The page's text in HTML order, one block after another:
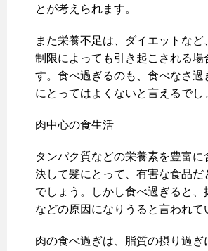
とが考えられます。
また栄養不足は、ダイエットなど
制限によっても引き起こされる場
す。食べ過ぎるのも、食べなさ過
にとってはよくないと言えるでし
肉中心の食生活
タンパク質などの栄養素を豊富に
決して髪にとって、有害な食品だ
でしょう。しかし食べ過ぎると、
などの原因になりうると言われて
肉の食べ過ぎは、脂質の摂り過ぎ